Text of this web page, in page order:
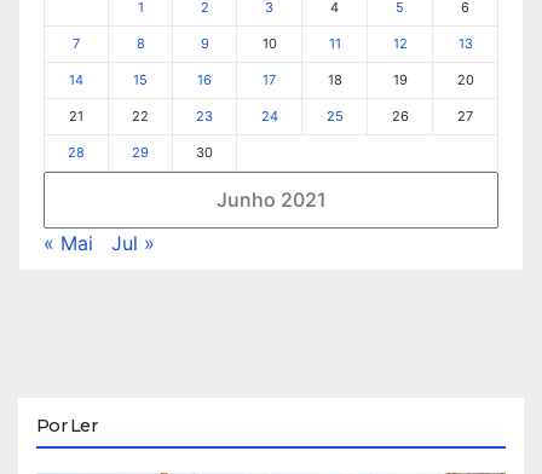
Junho 2021
1 2 3 4 5 6
7 8 9 10 11 12 13
14 15 16 17 18 19 20
21 22 23 24 25 26 27
28 29 30
« Mai Jul »
Por Ler